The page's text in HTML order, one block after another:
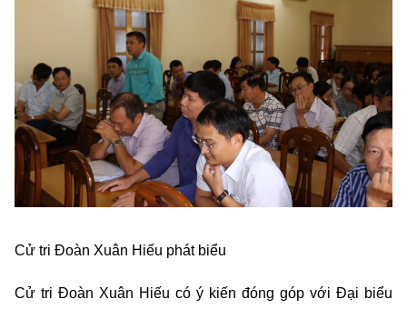
Cử tri Đoàn Xuân Hiếu phát biểu
Cử tri Đoàn Xuân Hiếu có ý kiến đóng góp với Đại biểu